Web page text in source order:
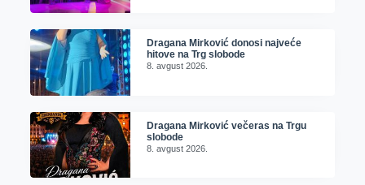
Dragana Mirković donosi najveće
hitove na Trg slobode
8. avgust 2026.
Dragana Mirković večeras na Trgu
slobode
8. avgust 2026.